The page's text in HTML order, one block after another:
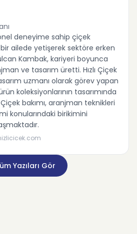
deneyime sahip çiçek
bir ailede yetişerek sektöre erken
Kambak, kariyeri boyunca
ve tasarım üretti. Hızlı Çiçek
uzmanı olarak görev yapan
koleksiyonlarının tasarımında
bakımı, aranjman teknikleri
konularındaki birikimini
Yazıları Gör